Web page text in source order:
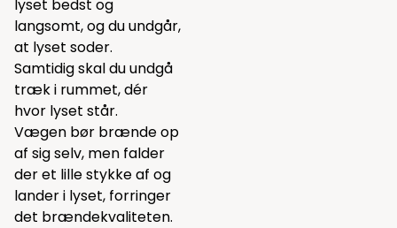
lyset bedst og
langsomt, og du undgår,
at lyset soder.
Samtidig skal du undgå
træk i rummet, dér
hvor lyset står.
Vægen bør brænde op
af sig selv, men falder
der et lille stykke af og
lander i lyset, forringer
det brændekvaliteten.